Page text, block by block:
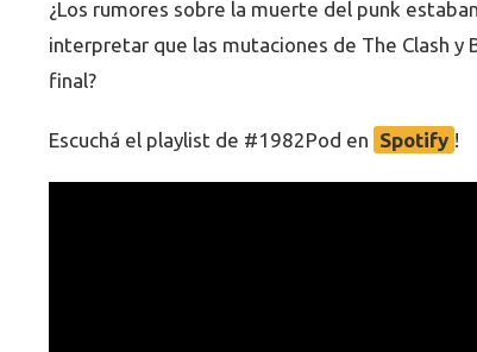
¿Los rumores sobre la muerte del punk
interpretar que las mutaciones de The Clash y
final?
Escuchá el playlist de #1982Pod en Spotify !